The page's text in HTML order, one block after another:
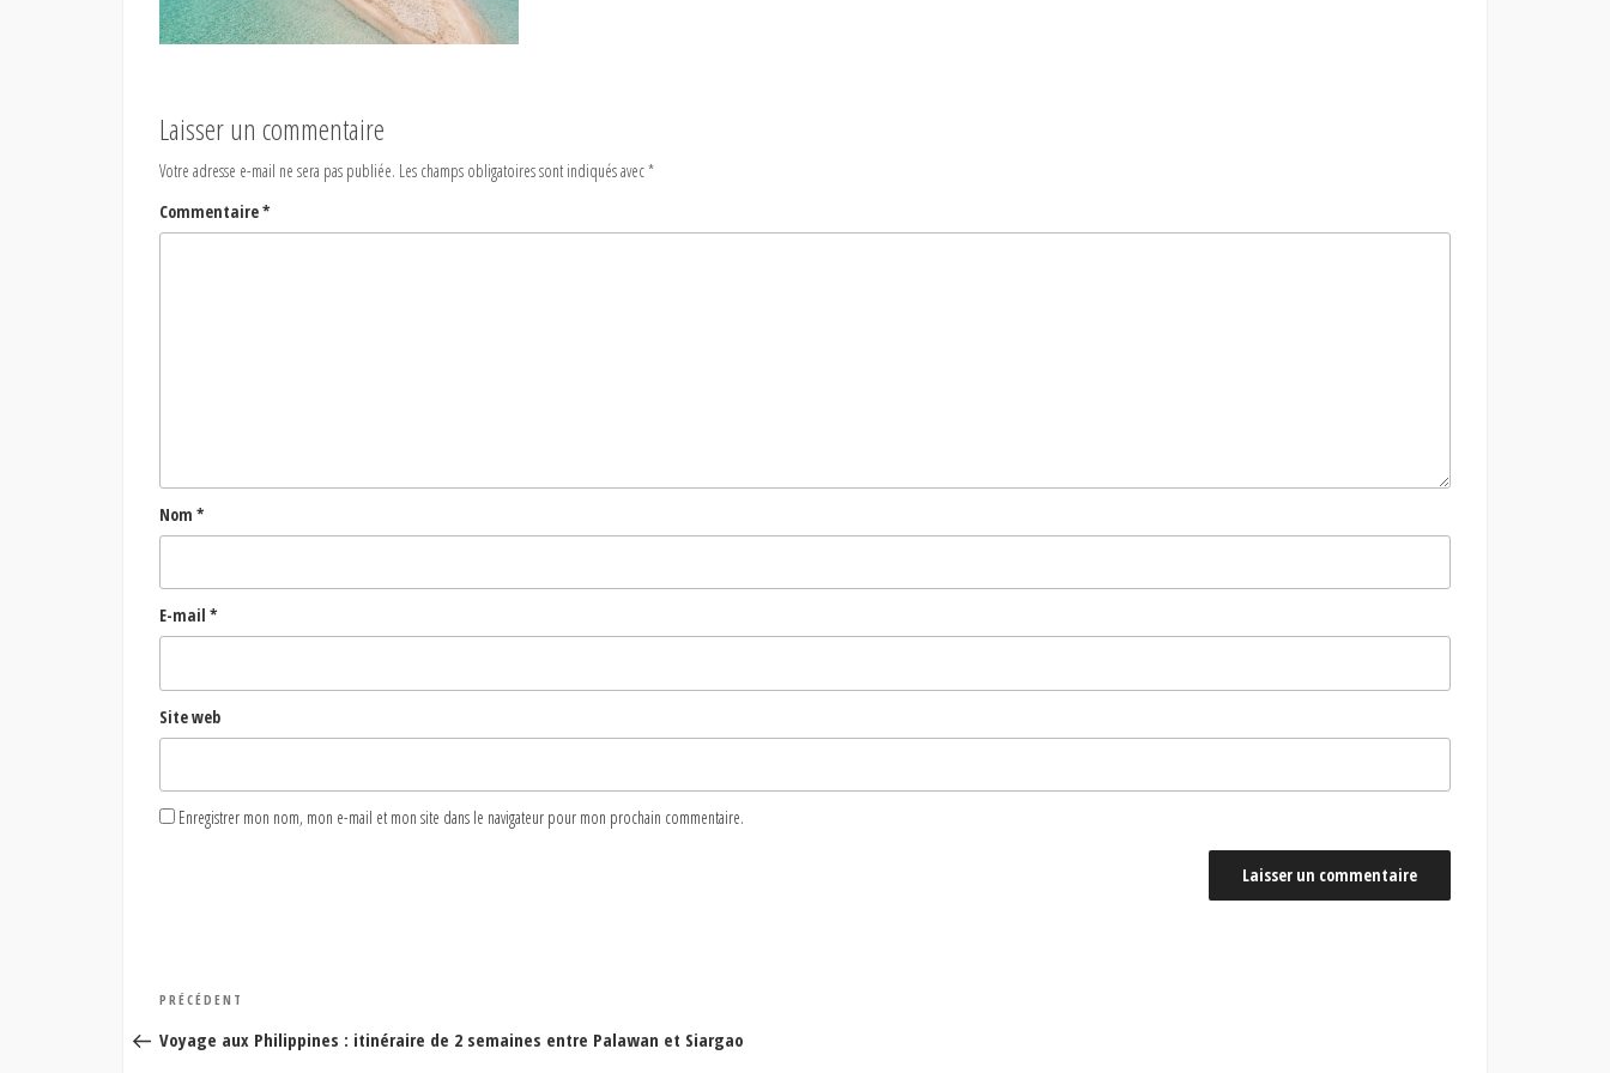
Laisser un commentaire
Votre adresse e-mail ne sera pas publiée. Les champs obligatoires sont indiqués avec*
Commentaire*
Nom *
E-mail *
Site web
Enregistrer mon nom, mon e-mail et mon site dans le navigateur pour mon prochain commentaire.
Navigation
de
Article
précédent
PRÉCÉDENT
Voyage aux Philippines : itinéraire de 2 semaines entre Palawan et Siargao